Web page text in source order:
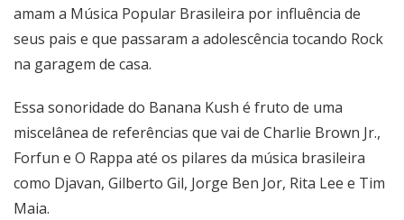
amam a Música Popular Brasileira por influência de
seus pais e que passaram a adolescência tocando Rock
na garagem de casa.
Essa sonoridade do Banana Kush é fruto de uma
miscelânea de referências que vai de Charlie Brown Jr.,
Forfun e O Rappa até os pilares da música brasileira
como Djavan, Gilberto Gil, Jorge Ben Jor, Rita Lee e Tim
Maia.